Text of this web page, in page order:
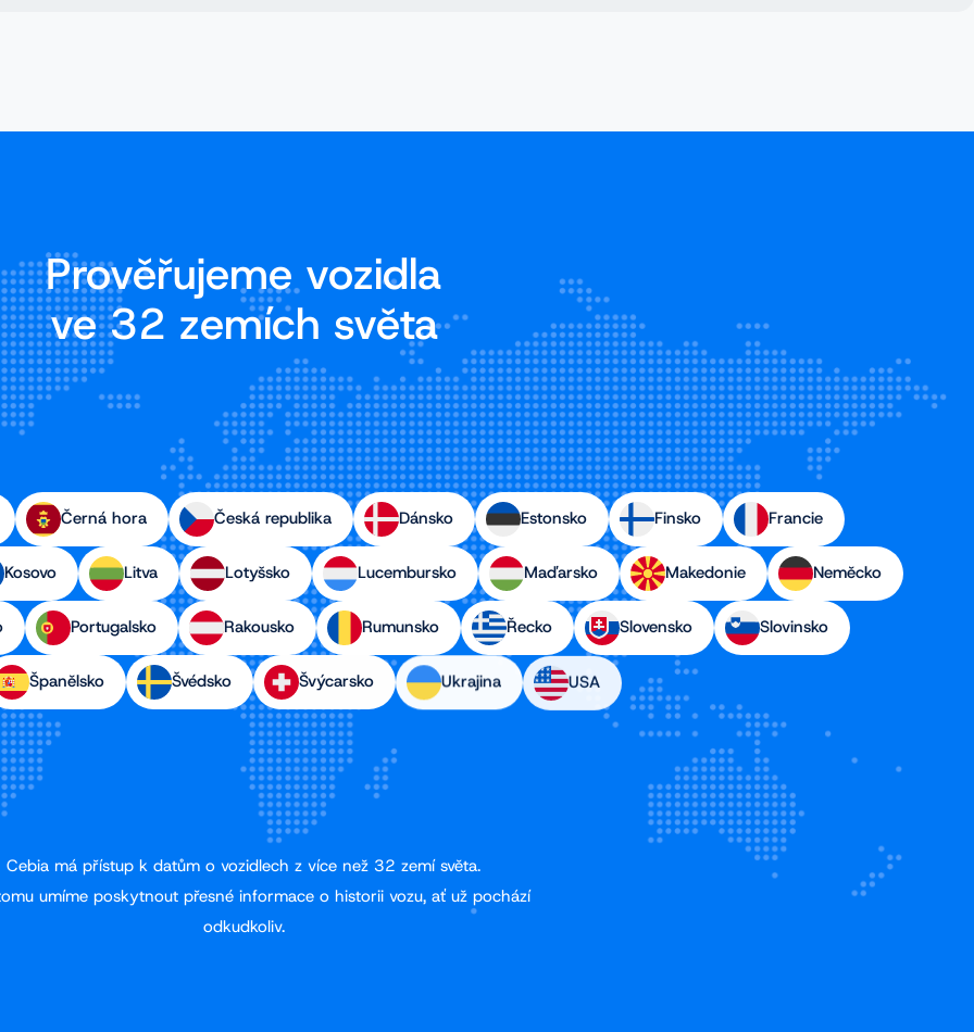
Prověřujeme vozidla
ve 32 zemích světa
Černá hora Česká republika Dánsko Estonsko Finsko Francie
Kosovo Litva Lotyšsko Lucembursko Maďarsko Makedonie Neměcko
Portugalsko Rakousko Rumunsko Řecko Slovensko Slovinsko
Španělsko Švédsko Švýcarsko Ukrajina USA
Cebia má přístup k datům o vozidlech z více než 32 zemí světa.
umíme poskytnout přesné informace o historii vozu, ať už pochází
odkudkoliv.